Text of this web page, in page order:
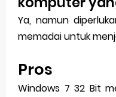
Ya, namun
memadai untuk
Pros
Windows 7 32 Bit